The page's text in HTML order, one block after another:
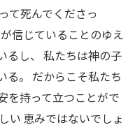
て死んでくださっ
信じていることのゆえ
るし、
私たちは神の子
る。
だからこそ私たち
を持って立つことがで
い 恵みではないでしょ